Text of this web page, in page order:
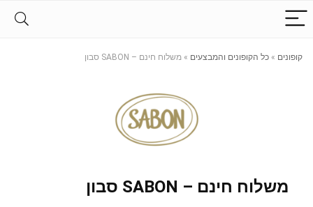
קופונים » כל הקופונים והמבצעים » משלוח חינם – SABON סבון
משלוח חינם – SABON סבון